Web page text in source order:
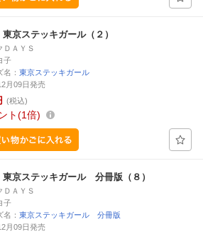
東京ステッキガール（２）
ＤＡＹＳ
子
名： 東京ステッキガール
月09日発売
(税込)
ト 1倍
東京ステッキガール 分冊版（８）
ＤＡＹＳ
子
名： 東京ステッキガール 分冊版
月09日発売